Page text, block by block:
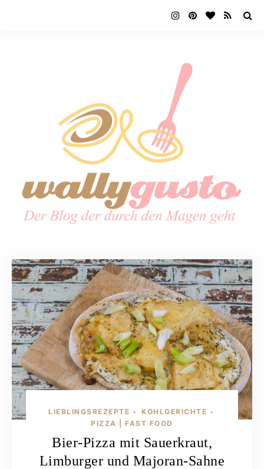
LIEBLINGSREZEPTE • KOHLGERICHTE •
PIZZA | FAST FOOD
Bier-Pizza mit Sauerkraut,
Limburger und Majoran-Sahne